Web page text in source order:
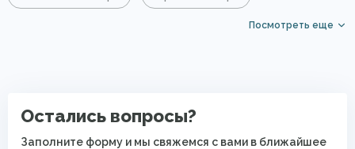
Ковры с восточным орнаментом
Посмотреть еще
Остались вопросы?
Заполните форму и мы свяжемся с вами в ближайшее